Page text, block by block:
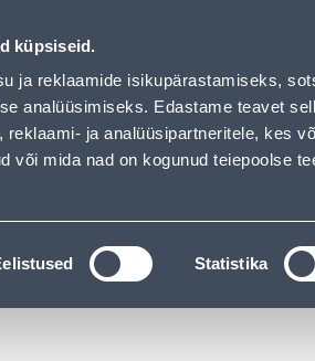
küpsiseid.
ja reklaamide isikupärastamiseks,
analüüsimiseks. Edastame teavet
ja analüüsipartneritele, kes
või mida nad on kogunud teiepoolse
Statistika
OTSI
Ehituspaberid ja kiled